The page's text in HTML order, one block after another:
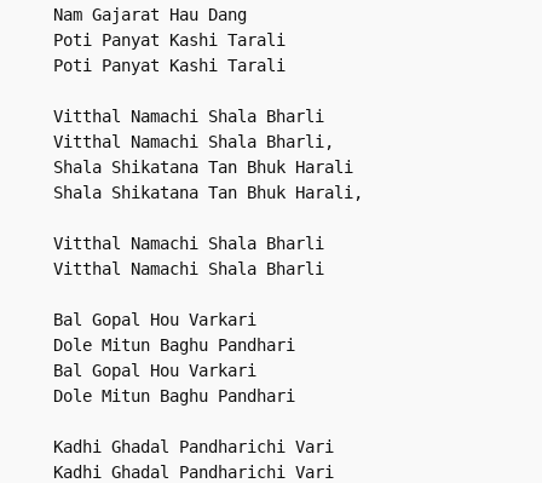
Nam Gajarat Hau Dang
Poti Panyat Kashi Tarali
Poti Panyat Kashi Tarali
Vitthal Namachi Shala Bharli
Vitthal Namachi Shala Bharli,
Shala Shikatana Tan Bhuk Harali
Shala Shikatana Tan Bhuk Harali,
Vitthal Namachi Shala Bharli
Vitthal Namachi Shala Bharli
Bal Gopal Hou Varkari
Dole Mitun Baghu Pandhari
Bal Gopal Hou Varkari
Dole Mitun Baghu Pandhari
Kadhi Ghadal Pandharichi Vari
Kadhi Ghadal Pandharichi Vari